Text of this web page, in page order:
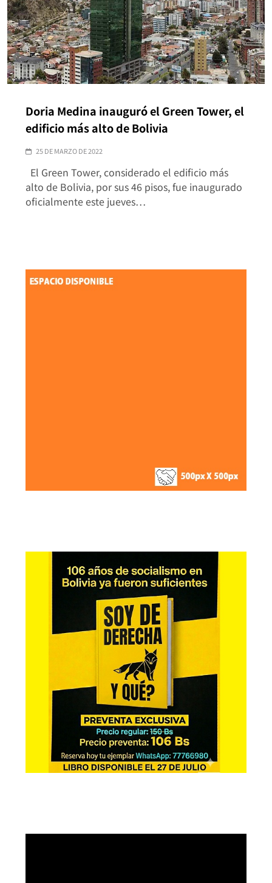
Doria Medina inauguró el Green Tower, el
edificio más alto de Bolivia
25 DE MARZO DE 2022
El Green Tower, considerado el edificio más
alto de Bolivia, por sus 46 pisos, fue inaugurado
oficialmente este jueves…